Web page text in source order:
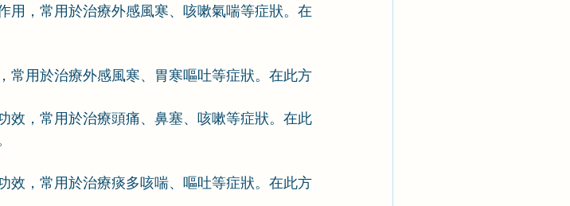
用，常用於治療外感風寒、咳嗽氣喘等症狀。在
常用於治療外感風寒、胃寒嘔吐等症狀。在此方
效，常用於治療頭痛、鼻塞、咳嗽等症狀。在此
效，常用於治療痰多咳喘、嘔吐等症狀。在此方